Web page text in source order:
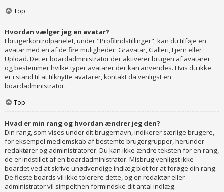
Top
Hvordan vælger jeg en avatar?
I brugerkontrolpanelet, under "Profilindstillinger", kan du tilføje en
avatar med en af de fire muligheder: Gravatar, Galleri, Fjern eller
Upload. Det er boardadministrator der aktiverer brugen af avatarer
og bestemmer hvilke typer avatarer der kan anvendes. Hvis du ikke
er i stand til at tilknytte avatarer, kontakt da venligst en
boardadministrator.
Top
Hvad er min rang og hvordan ændrer jeg den?
Din rang, som vises under dit brugernavn, indikerer særlige brugere,
for eksempel medlemskab af bestemte brugergrupper, herunder
redaktører og administratorer. Du kan ikke ændre teksten for en rang,
de er indstillet af en boardadministrator. Misbrug venligst ikke
boardet ved at skrive unødvendige indlæg blot for at forøge din rang.
De fleste boards vil ikke tolerere dette, og en redaktør eller
administrator vil simpelthen formindske dit antal indlæg.